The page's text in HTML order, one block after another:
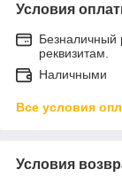
Условия
Безналичный
реквизитам.
Наличными
Все условия
Условия